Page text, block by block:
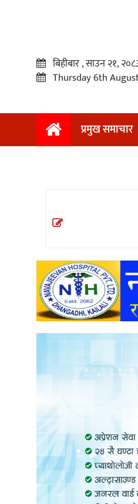
प्रमुख
अन्तराष्ट्रिय
अन्तर्वार्ता
खेलकुद
बिहीबार , साउन २१,
Thursday 6th
प्रमुख समाचार